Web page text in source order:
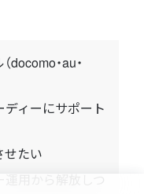
・au・
ディーにサポート
せたい